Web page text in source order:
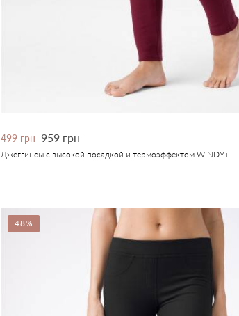
499 грн 959 грн
Джеггинсы с высокой посадкой и термоэффектом WINDY+
48%